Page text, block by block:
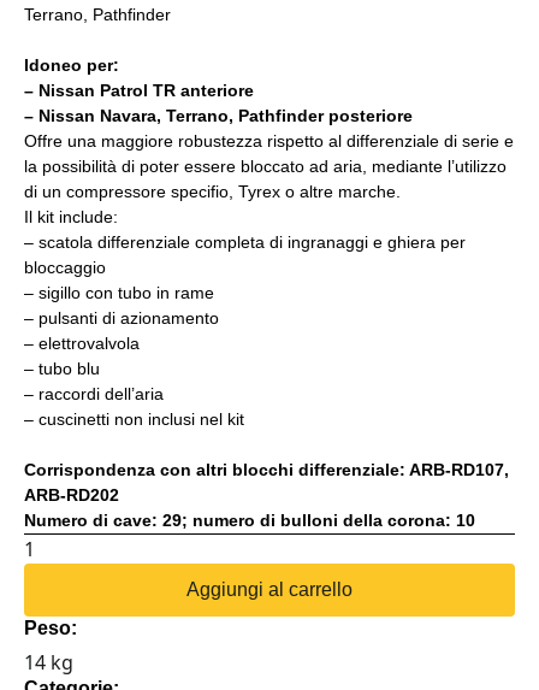
Terrano, Pathfinder
Idoneo per:
– Nissan Patrol TR anteriore
– Nissan Navara, Terrano, Pathfinder posteriore
Offre una maggiore robustezza rispetto al differenziale di serie e
la possibilità di poter essere bloccato ad aria, mediante l’utilizzo
di un compressore specifio, Tyrex o altre marche.
Il kit include:
– scatola differenziale completa di ingranaggi e ghiera per
bloccaggio
– sigillo con tubo in rame
– pulsanti di azionamento
– elettrovalvola
– tubo blu
– raccordi dell’aria
– cuscinetti non inclusi nel kit
Corrispondenza con altri blocchi differenziale: ARB-RD107,
ARB-RD202
Numero di cave: 29; numero di bulloni della corona: 10
BLOCCAGGIO
29
CAVE
Aggiungi al carrello
Peso:
14 kg